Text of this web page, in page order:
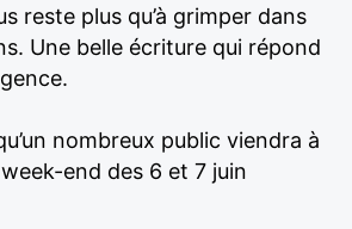
reste plus qu’à grimper dans
Une belle écriture qui répond
nombreux public viendra à
end des 6 et 7 juin